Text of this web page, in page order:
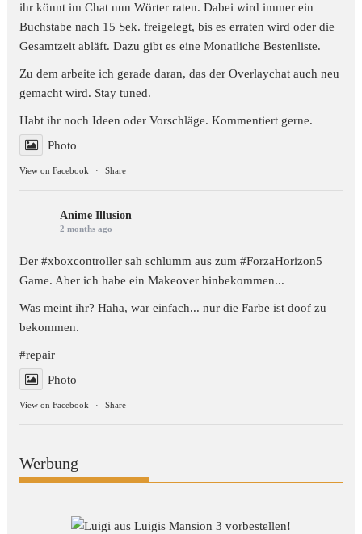
ihr könnt im Chat nun Wörter raten. Dabei wird immer ein
Buchstabe nach 15 Sek. freigelegt, bis es erraten wird oder die
Gesamtzeit abläft. Dazu gibt es eine Monatliche Bestenliste.
Zu dem arbeite ich gerade daran, das der Overlaychat auch neu
gemacht wird. Stay tuned.
Habt ihr noch Ideen oder Vorschläge. Kommentiert gerne.
Photo
View on Facebook · Share
Anime Illusion
2 months ago
Der #xboxcontroller sah schlumm aus zum#ForzaHorizon5
Game. Aber ich habe ein Makeover hinbekommen...
Was meint ihr? Haha, war einfach... nur die Farbe ist doof zu
bekommen.
#repair
Photo
View on Facebook · Share
Werbung